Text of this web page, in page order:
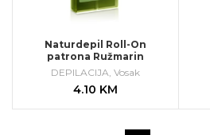
Naturdepil Roll-On
patrona Ružmarin
DEPILACIJA, Vosak
4.10 KM